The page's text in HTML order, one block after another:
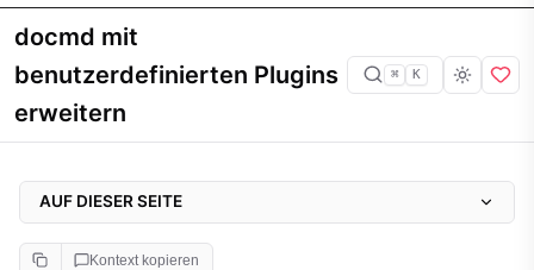
docmd mit
benutzerdefinierten Plugins
erweitern
⌘ K
Kontext kopieren
AUF DIESER SEITE
Problem